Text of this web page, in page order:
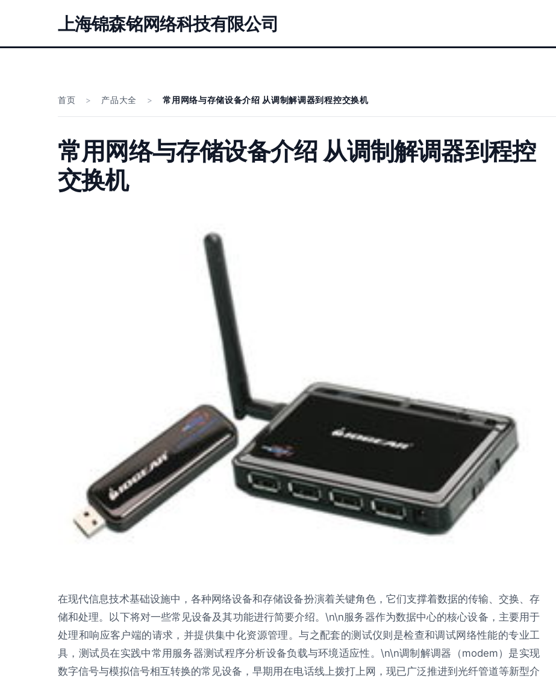
上海锦森铭网络科技有限公司
首页 > 产品大全 > 常用网络与存储设备介绍 从调制解调器到程控交换机
常用网络与存储设备介绍 从调制解调器到程控
交换机
在现代信息技术基础设施中，各种网络设备和存储设备扮演着关键角色，它们支撑着数据的传输、交换、存
储和处理。以下将对一些常见设备及其功能进行简要介绍。\n\n服务器作为数据中心的核心设备，主要用于
处理和响应客户端的请求，并提供集中化资源管理。与之配套的测试仪则是检查和调试网络性能的专业工
具，测试员在实践中常用服务器测试程序分析设备负载与环境适应性。\n\n调制解调器（modem）是实现
数字信号与模拟信号相互转换的常见设备，早期用在电话线上拨打上网，现已广泛推进到光纤管道等新型介